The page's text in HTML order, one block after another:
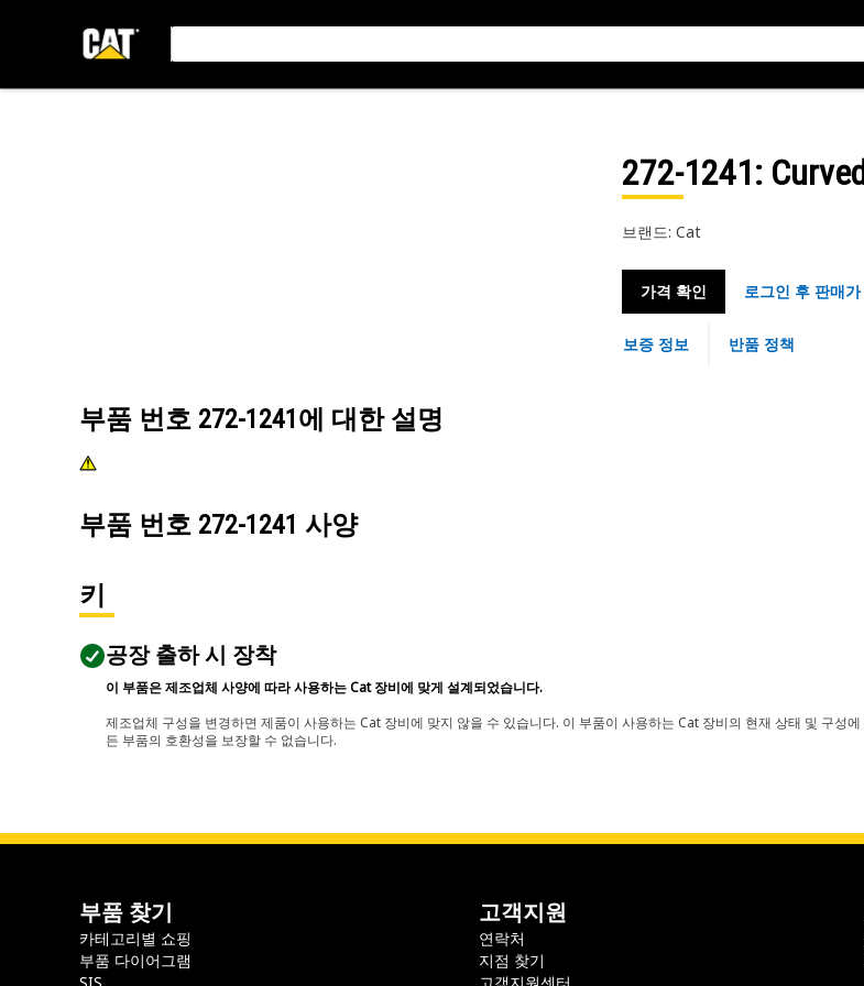
272-1241:
브랜드: Cat
가격 확인 로그인 후 판매
보증 정보 반품 정책
부품 번호 272-1241 에 대한 설명
부품 번호 272-1241 사양
키
공장 출하 시 장착
이 부품은 제조업체 사양에 따라 사용하는 Cat 장비에 맞게 설계되었습니다.
제조업체 구성을 변경하면 제품이 사용하는 Cat 장비에 맞지 않을 수 있습니다. 이 부품이 사용하는 Cat 장비의 현재 상태 및 구성
든 부품의 호환성을 보장할 수 없습니다.
부품 찾기
카테고리별 쇼핑
부품 다이어그램
고객지원
연락처
지점 찾기